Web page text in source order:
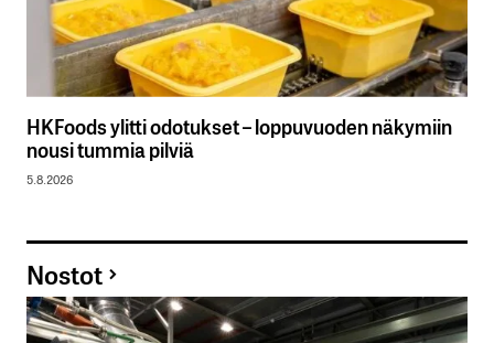
HKFoods ylitti odotukset – loppuvuoden näkymiin
nousi tummia pilviä
5.8.2026
Nostot